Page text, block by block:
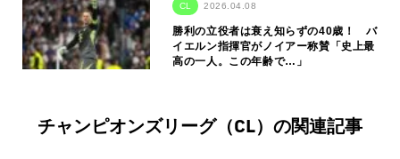
CL 2026.04.08
勝利の立役者は衰え知らずの40歳！ バ
イエルン指揮官がノイアー称賛「史上最
高の一人。この年齢で…」
チャンピオンズリーグ（CL）の関連記事